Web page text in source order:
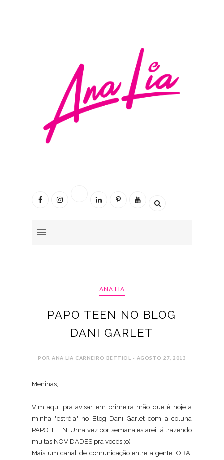
ANA LIA
PAPO TEEN NO BLOG
DANI GARLET
POR ANA LIA CARNEIRO BETTIOL - AGOSTO 27, 2013
Meninas,
Vim aqui pra avisar em primeira mão que é hoje a
minha "estréia" no Blog Dani Garlet com a coluna
PAPO TEEN. Uma vez por semana estarei lá trazendo
muitas NOVIDADES pra vocês ;o)
Mais um canal de comunicação entre a gente. OBA!